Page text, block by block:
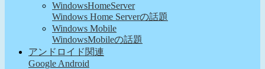
WindowsHomeServer
Windows Home Serverの話題
Windows Mobile
WindowsMobileの話題
アンドロイド関連
Google Android